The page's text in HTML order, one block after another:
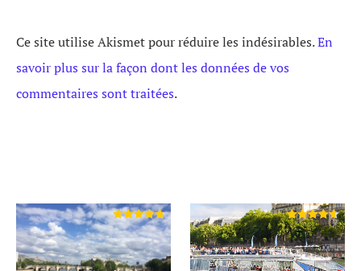
Ce site utilise Akismet pour réduire les indésirables.En
savoir plus sur la façon dont les données de vos
commentaires sont traitées.